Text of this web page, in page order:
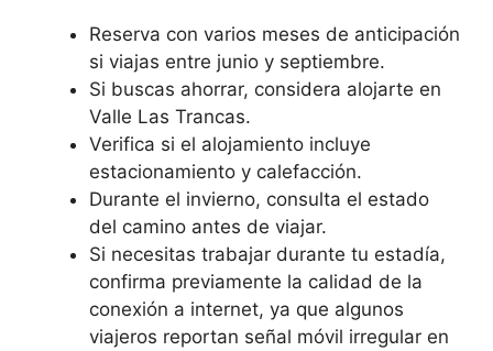
Reserva con varios meses de anticipación
si viajas entre junio y septiembre.
Si buscas ahorrar, considera alojarte en
Valle Las Trancas.
Verifica si el alojamiento incluye
estacionamiento y calefacción.
Durante el invierno, consulta el estado
del camino antes de viajar.
Si necesitas trabajar durante tu estadía,
confirma previamente la calidad de la
conexión a internet, ya que algunos
viajeros reportan señal móvil irregular en